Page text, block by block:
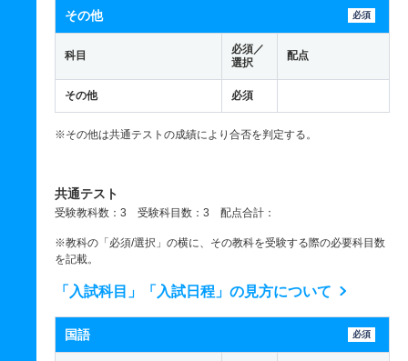
その他 必須
科目
必須／
選択
配点
その他 必須
※その他は共通テストの成績により合否を判定する。
共通テスト
受験教科数：3 受験科目数：3 配点合計：
※教科の「必須/選択」の横に、その教科を受験する際の必要科目数
を記載。
「入試科目」「入試日程」の見方について
国語 必須